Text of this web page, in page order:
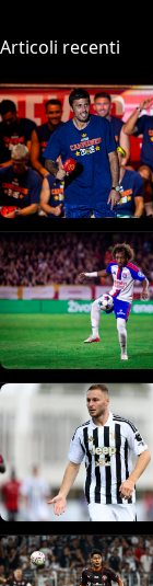
Articoli recenti